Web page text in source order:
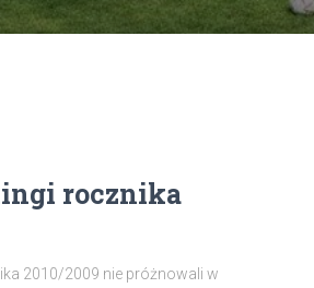
rocznika
2010/2009 nie próżnowali w